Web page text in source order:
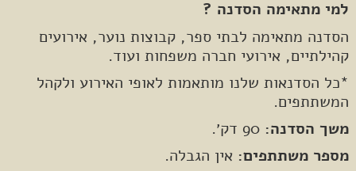
למי מתאימה הסדנה ?
הסדנה מתאימה לבתי ספר, קבוצות נוער, אירועים
קהילתיים, אירועי חברה משפחות ועוד.
*כל הסדנאות שלנו מותאמות לאופי האירוע ולקהל
המשתתפים.
משך הסדנה:
מספר משתתפים: אין הגבלה.